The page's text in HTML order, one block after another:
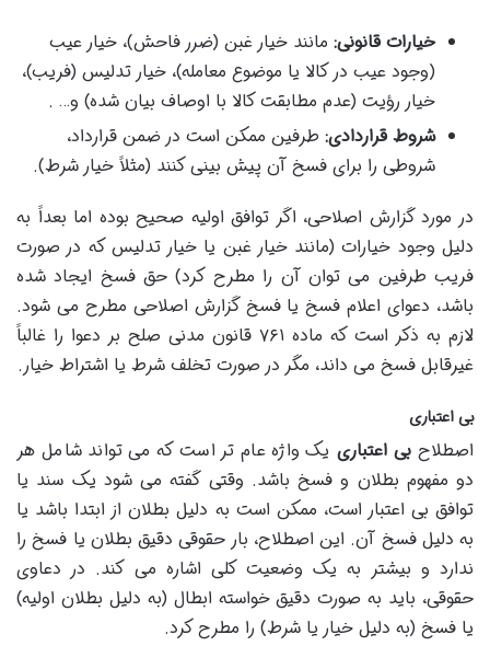
خیارات قانونی: مانند خیار غبن (ضرر فاحش)، خیار عیب
(وجود عیب در کالا یا موضوع معامله)، خیار تدلیس (فریب)،
خیار رؤیت (عدم مطابقت کالا با اوصاف بیان شده) و… .
شروط قراردادی: طرفین ممکن است در ضمن قرارداد،
شروطی را برای فسخ آن پیش بینی کنند (مثلاً خیار شرط).
در مورد گزارش اصلاحی، اگر توافق اولیه صحیح بوده اما بعداً به
دلیل وجود خیارات (مانند خیار غبن یا خیار تدلیس که در صورت
فریب طرفین می توان آن را مطرح کرد) حق فسخ ایجاد شده
باشد، دعوای اعلام فسخ یا فسخ گزارش اصلاحی مطرح می شود.
لازم به ذکر است که ماده ۷۶۱ قانون مدنی صلح بر دعوا را غالباً
غیرقابل فسخ می داند، مگر در صورت تخلف شرط یا اشتراط خیار.
بی اعتباری
اصطلاحبی اعتباری یک واژه عام تر است که می تواند شامل هر
دو مفهوم بطلان و فسخ باشد. وقتی گفته می شود یک سند یا
توافق بی اعتبار است، ممکن است به دلیل بطلان از ابتدا باشد یا
به دلیل فسخ آن. این اصطلاح، بار حقوقی دقیق بطلان یا فسخ را
ندارد و بیشتر به یک وضعیت کلی اشاره می کند. در دعاوی
حقوقی، باید به صورت دقیق خواسته ابطال (به دلیل بطلان اولیه)
یا فسخ (به دلیل خیار یا شرط) را مطرح کرد.